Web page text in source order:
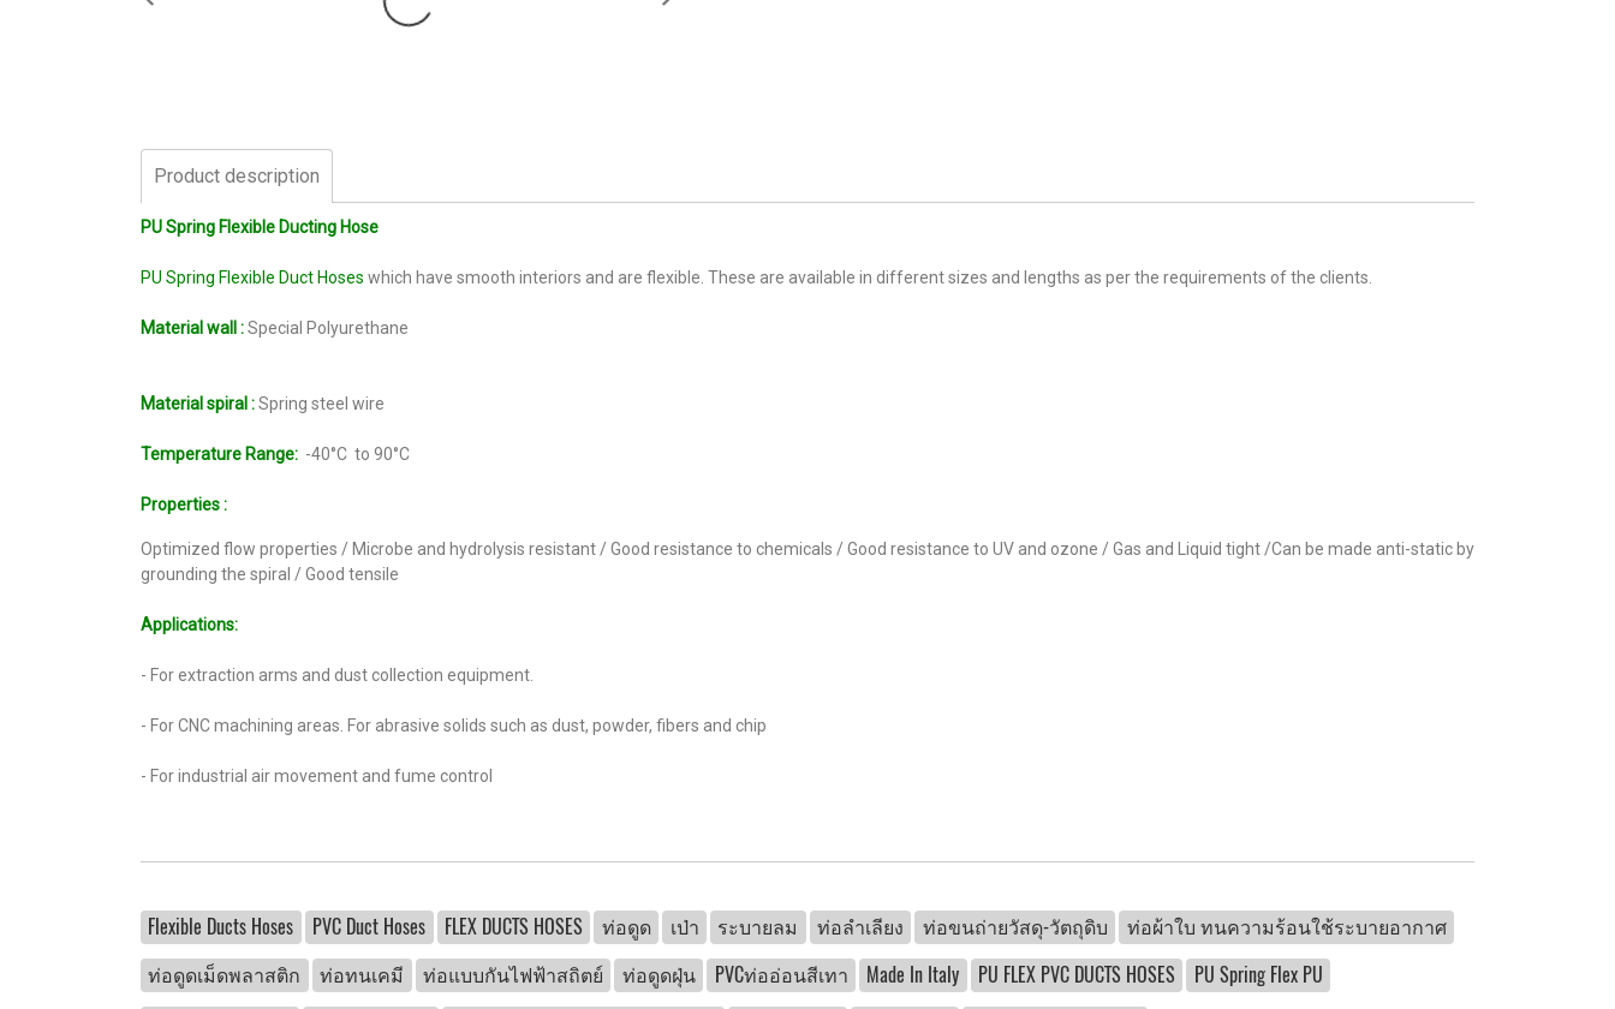
Product description
PU Spring Flexible Ducting Hose
PU Spring Flexible Duct Hoses which have smooth interiors and are flexible. These are available in different sizes and lengths as per the requirements of the clients.
Material wall :Special Polyurethane
Material spiral :Spring steel wire
Temperature Range: -40°C to 90°C
Properties :
Optimized flow properties / Microbe and hydrolysis resistant / Good resistance to chemicals / Good resistance to UV and ozone / Gas and Liquid tight /Can be made anti-static by
grounding the spiral / Good tensile
Applications:
- For extraction arms and dust collection equipment.
- For CNC machining areas. For abrasive solids such as dust, powder, fibers and chip
- For industrial air movement and fume control
Flexible Ducts Hoses PVC Duct Hoses FLEX DUCTS HOSES ท่อดูด เป่า ระบายลม ท่อลำเลียง ท่อขนถ่ายวัสดุ-วัตถุดิบ
ท่อผ้าใบ ทนความร้อนใช้ระบายอากาศ
ท่อดูดเม็ดพลาสติก
ท่อทนเคมี ท่อแบบกันไฟฟ้าสถิตย์ ท่อดูดฝุ่น PVCท่ออ่อนสีเทา Made In Italy PU FLEX PVC DUCTS HOSES
PU Spring Flex PU